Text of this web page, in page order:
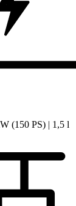
(150 PS) | 1,5 l